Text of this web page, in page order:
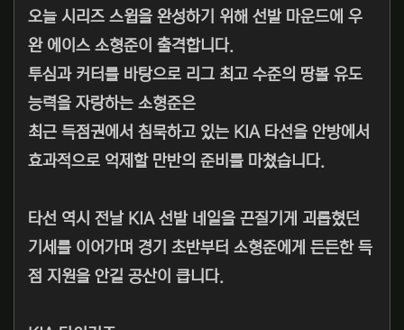
오늘 시리즈 스윕을 완성하기 위해 선발 마운드에 우
완 에이스 소형준이 출격합니다.
투심과 커터를 바탕으로 리그 최고 수준의 땅볼 유도
능력을 자랑하는 소형준은
최근 득점권에서 침묵하고 있는 KIA 타선을 안방에서
효과적으로 억제할 만반의 준비를 마쳤습니다.
타선 역시 전날 KIA 선발 네일을 끈질기게 괴롭혔던
기세를 이어가며 경기 초반부터 소형준에게 든든한 득
점 지원을 안길 공산이 큽니다.